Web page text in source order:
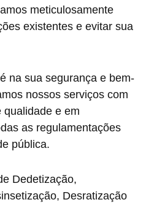
meticulosamente
existentes e evitar sua
na sua segurança e bem-
nossos serviços com
qualidade e em
as regulamentações
pública.
Dedetização,
Desratização